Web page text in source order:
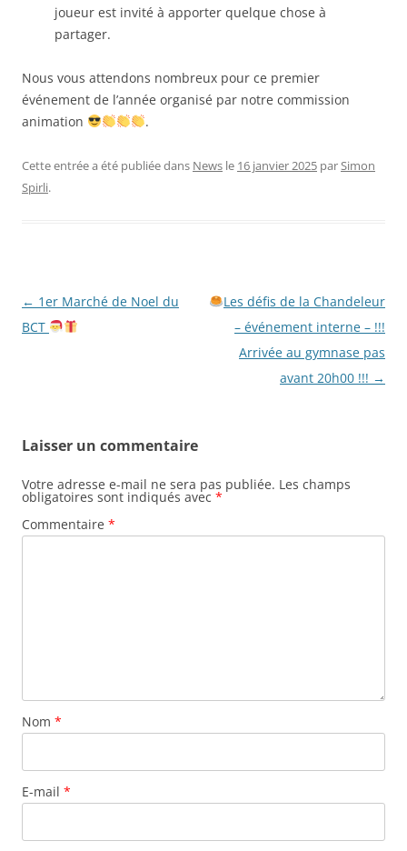
joueur est invité à apporter quelque chose à
partager.
Nous vous attendons nombreux pour ce premier
événement de l’année organisé par notre commission
animation
.
Cette entrée a été publiée dans News le 16 janvier 2025 parSimon
Spirli.
Navigation
des
← 1er Marché de Noel du
BCT
Les défis de la Chandeleur
– événement interne – !!!
Arrivée au gymnase pas
avant 20h00 !!! →
Laisser un commentaire
Votre adresse e-mail ne sera pas publiée. Les champs
obligatoires sont indiqués avec *
Commentaire *
Nom *
E-mail *